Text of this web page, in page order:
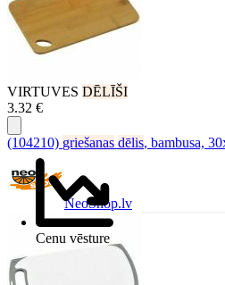
VIRTUVES DĒLĪŠI
3.32 €
Cenu vēsture
(104210) griešanas dēlis, bambusa,
NeoShop.lv